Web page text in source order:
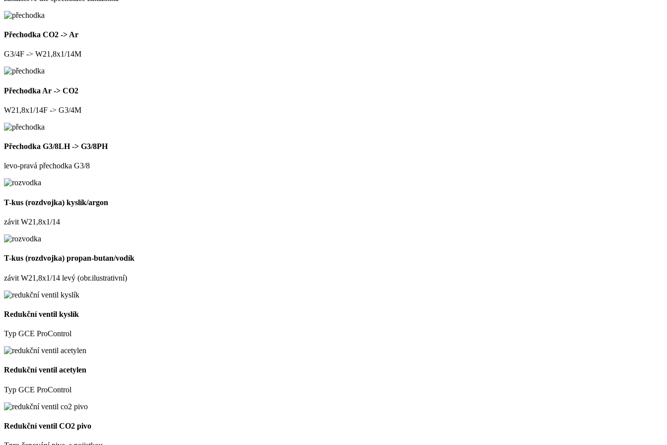
Přechodka CO2 -> Ar
G3/4F -> W21,8x1/14M
Přechodka Ar -> CO2
W21,8x1/14F -> G3/4M
Přechodka G3/8LH -> G3/8PH
levo-pravá přechodka G3/8
T-kus (rozdvojka) kyslík/argon
závit W21,8x1/14
T-kus (rozdvojka) propan-butan/vodík
závit W21,8x1/14 levý (obr.ilustrativní)
Redukční ventil kyslík
Typ GCE ProControl
Redukční ventil acetylen
Typ GCE ProControl
Redukční ventil CO2 pivo